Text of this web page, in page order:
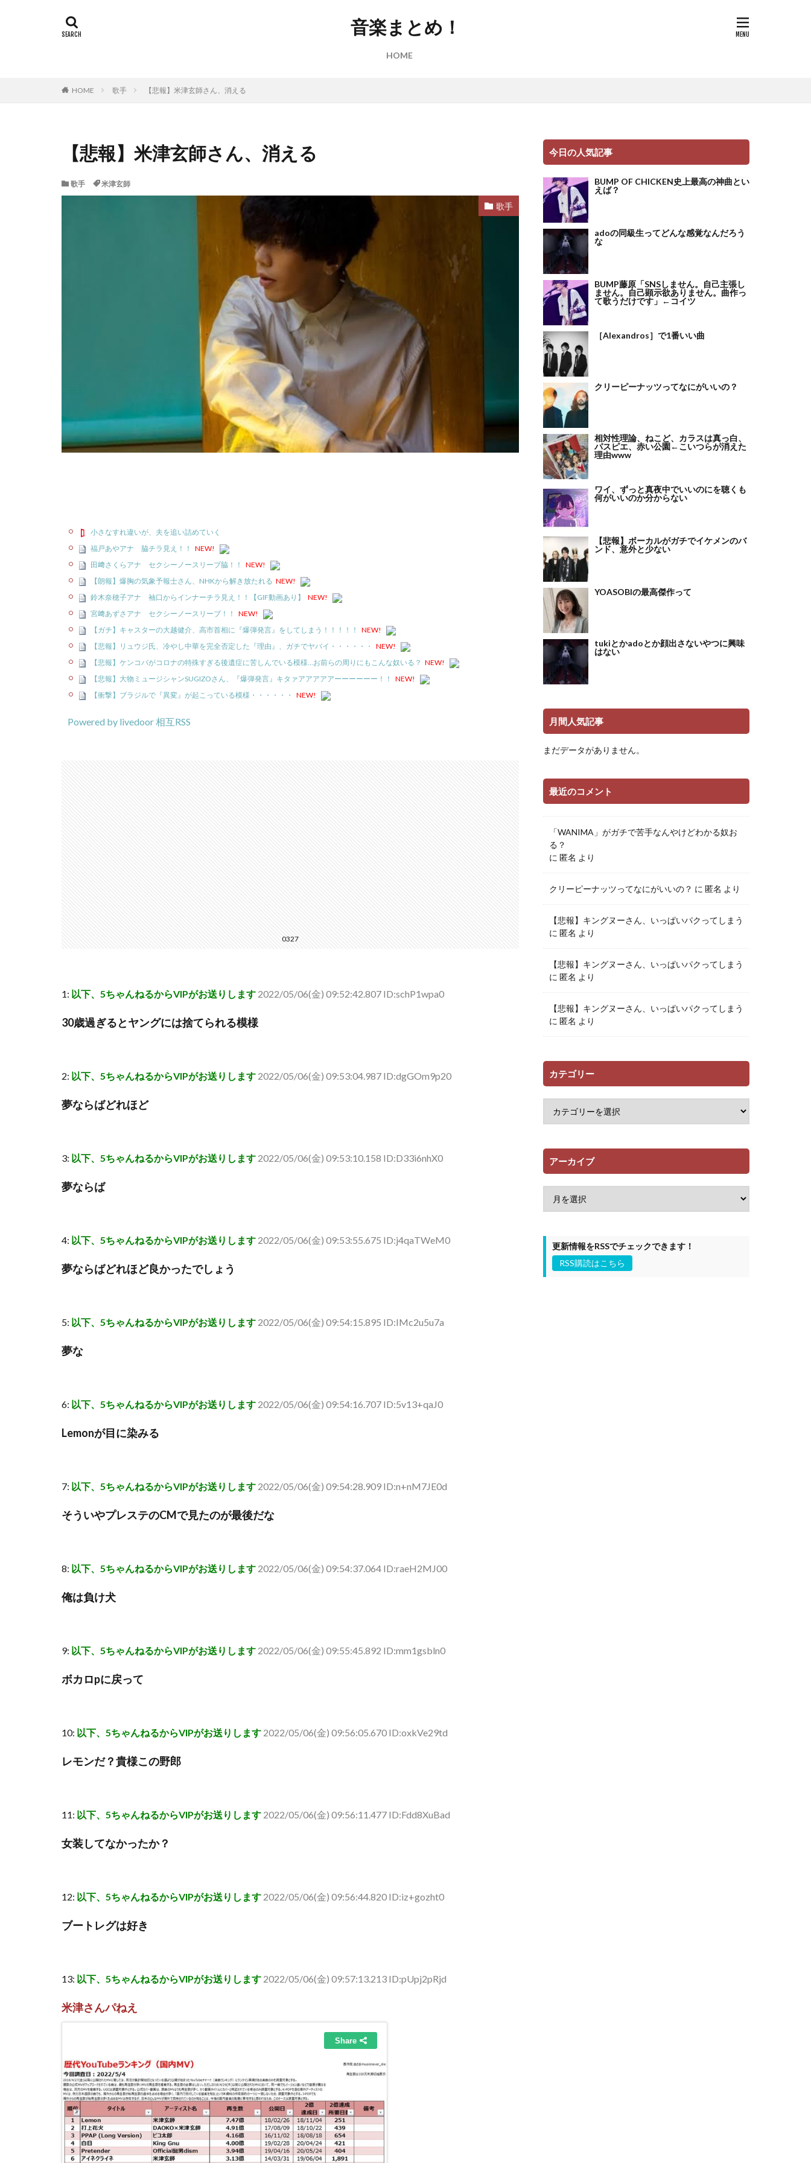
音楽まとめ！
HOME
HOME 歌手 【悲報】米津玄師さん、消える
【悲報】米津玄師さん、消える
歌手 米津玄師
歌手
小さなすれ違いが、夫を追い詰めていく
福戸あやアナ 脇チラ見え！！
NEW!
田﨑さくらアナ セクシーノースリーブ脇！！
NEW!
【朗報】爆胸の気象予報士さん、NHKから解き放たれる NEW!
鈴木奈穂子アナ 袖口からインナーチラ見え！！【GIF動画あり】
NEW!
宮﨑あずさアナ セクシーノースリーブ！！
NEW!
【ガチ】キャスターの大越健介、高市首相に『爆弾発言』をしてしまう！！！！！
NEW!
【悲報】リュウジ氏、冷やし中華を完全否定した『理由』、ガチでヤバイ・・・・・・
NEW!
【悲報】ケンコバがコロナの特殊すぎる後遺症に苦しんでいる模様…お前らの周りにもこんな奴いる？ NEW!
【悲報】大物ミュージシャンSUGIZOさん、『爆弾発言』キタァアアアアアーーーーーー！！
NEW!
【衝撃】ブラジルで『異変』が起こっている模様・・・・・・
NEW!
Powered by livedoor 相互RSS
0327
1: 以下、5ちゃんねるからVIPがお送りします 2022/05/06(金) 09:52:42.807 ID:schP1wpa0
30歳過ぎるとヤングには捨てられる模様
2: 以下、5ちゃんねるからVIPがお送りします 2022/05/06(金) 09:53:04.987 ID:dgGOm9p20
夢ならばどれほど
3: 以下、5ちゃんねるからVIPがお送りします 2022/05/06(金) 09:53:10.158 ID:D33i6nhX0
夢ならば
4: 以下、5ちゃんねるからVIPがお送りします 2022/05/06(金) 09:53:55.675 ID:j4qaTWeM0
夢ならばどれほど良かったでしょう
5: 以下、5ちゃんねるからVIPがお送りします 2022/05/06(金) 09:54:15.895 ID:IMc2u5u7a
夢な
6: 以下、5ちゃんねるからVIPがお送りします 2022/05/06(金) 09:54:16.707 ID:5v13+qaJ0
Lemonが目に染みる
7: 以下、5ちゃんねるからVIPがお送りします 2022/05/06(金) 09:54:28.909 ID:n+nM7JE0d
そういやプレステのCMで見たのが最後だな
8: 以下、5ちゃんねるからVIPがお送りします 2022/05/06(金) 09:54:37.064 ID:raeH2MJ00
俺は負け犬
9: 以下、5ちゃんねるからVIPがお送りします 2022/05/06(金) 09:55:45.892 ID:mm1gsbln0
ボカロpに戻って
10: 以下、5ちゃんねるからVIPがお送りします 2022/05/06(金) 09:56:05.670 ID:oxkVe29td
レモンだ？貴様この野郎
11: 以下、5ちゃんねるからVIPがお送りします 2022/05/06(金) 09:56:11.477 ID:Fdd8XuBad
女装してなかったか？
12: 以下、5ちゃんねるからVIPがお送りします 2022/05/06(金) 09:56:44.820 ID:iz+gozht0
ブートレグは好き
13: 以下、5ちゃんねるからVIPがお送りします 2022/05/06(金) 09:57:13.213 ID:pUpj2pRjd
米津さんパねえ
今日の人気記事
BUMP OF CHICKEN史上最高の神曲とい
えば？
adoの同級生ってどんな感覚なんだろう
な
BUMP藤原「SNSしません。自己主張し
ません。自己顕示欲ありません。曲作っ
て歌うだけです」←コイツ
［Alexandros］で1番いい曲
クリーピーナッツってなにがいいの？
相対性理論、ねこど、カラスは真っ白、
パスピエ、赤い公園←こいつらが消えた
理由www
ワイ、ずっと真夜中でいいのにを聴くも
何がいいのか分からない
【悲報】ボーカルがガチでイケメンのバ
ンド、意外と少ない
YOASOBIの最高傑作って
tukiとかadoとか顔出さないやつに興味
はない
月間人気記事
まだデータがありません。
最近のコメント
「WANIMA」がガチで苦手なんやけどわかる奴お
る？
に 匿名 より
クリーピーナッツってなにがいいの？ に 匿名 より
【悲報】キングヌーさん、いっぱいパクってしまう
に 匿名 より
【悲報】キングヌーさん、いっぱいパクってしまう
に 匿名 より
【悲報】キングヌーさん、いっぱいパクってしまう
に 匿名 より
カテゴリー
アーカイブ
更新情報をRSSでチェックできます！
RSS購読はこちら